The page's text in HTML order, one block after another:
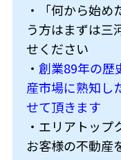
・「何から始
う方はまずは三
せください
・ 創業89年の歴
産市場に熟知し
せて頂きます
・エリアトッ
お客様の不動産